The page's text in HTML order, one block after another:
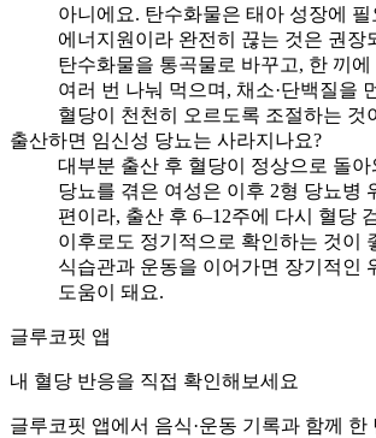
아니에요. 탄수화물은 태아 성장에 필
에너지원이라 완전히 끊는 것은 권장
탄수화물을 통곡물로 바꾸고, 한 끼
여러 번 나눠 먹으며, 채소·단백질을
혈당이 천천히 오르도록 조절하는 것
출산하면 임신성 당뇨는 사라지나요?
대부분 출산 후 혈당이 정상으로 돌아
당뇨를 겪은 여성은 이후 2형 당뇨병
편이라, 출산 후 6–12주에 다시 혈당
이후로도 정기적으로 확인하는 것이
식습관과 운동을 이어가면 장기적인
도움이 돼요.
글루코핏 앱
내 혈당 반응을 직접 확인해보세요
글루코핏 앱에서 음식·운동 기록과 함께 한